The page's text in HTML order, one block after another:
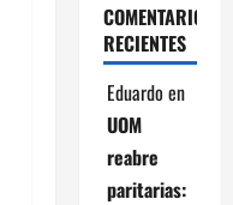
COMENTARIOS
RECIENTES
Eduardo en
UOM
reabre
paritarias: